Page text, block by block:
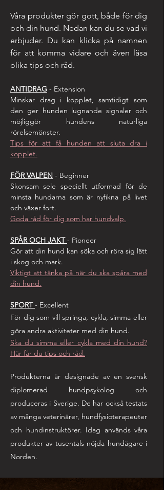
Våra produkter gör gott, både för dig
och din hund. Nedan kan du se vad vi
erbjuder. Du kan klicka på namnen
för att komma vidare och även läsa
olika tips och råd.
ANTIDRAG - Extension
Minskar drag i kopplet, samtidigt som
den ger hunden lugnande signaler och
möjliggör hundensnaturliga
rörelsemönster.
Tips för att få hunden att sluta dra i
kopplet.
FÖR VALPEN - Beginner
Skonsam sele speciellt utformad för de
minsta hundarna som är nyfikna på livet
och växer fort.
Goda råd för dig som har hundvalp.
SPÅR OCH JAKT- Pioneer
Gör att din hund kan söka och röra sig lätt
i skog och mark.
Viktigt att tänka på när du ska spåra med
din hund.
SPORT - Excellent
För dig som vill springa, cykla, simma eller
göra andra aktiviteter med din hund.
Ska du simma eller cykla med din hund?
Här får du tips och råd.
Produkterna är designade av en svensk
diplomerad hundpsykolog och
produceras i Sverige. De har också testats
av många veterinärer, hundfysioterapeuter
och hundinstruktörer. Idag används våra
produkter av tusentals nöjda hundägare i
Norden.